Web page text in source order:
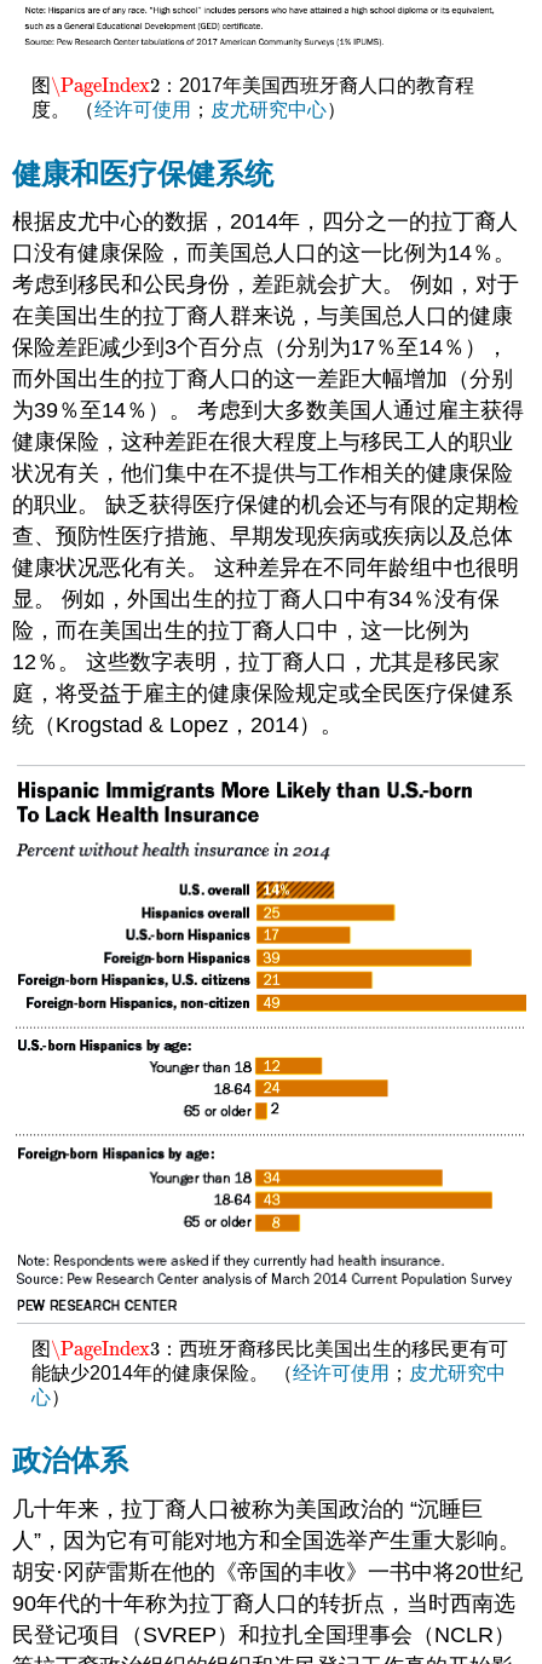
图\PageIndex2
\PageIndex2 ：2017年美国西班牙裔人口的教育程
度。 （经许可使用 ； 皮尤研究中心）
健康和医疗保健系统
根据皮尤中心的数据，2014年，四分之一的拉丁裔人
口没有健康保险，而美国总人口的这一比例为14％。
考虑到移民和公民身份，差距就会扩大。 例如，对于
在美国出生的拉丁裔人群来说，与美国总人口的健康
保险差距减少到3个百分点（分别为17％至14％），
而外国出生的拉丁裔人口的这一差距大幅增加（分别
为39％至14％）。 考虑到大多数美国人通过雇主获得
健康保险，这种差距在很大程度上与移民工人的职业
状况有关，他们集中在不提供与工作相关的健康保险
的职业。 缺乏获得医疗保健的机会还与有限的定期检
查、预防性医疗措施、早期发现疾病或疾病以及总体
健康状况恶化有关。 这种差异在不同年龄组中也很明
显。 例如，外国出生的拉丁裔人口中有34％没有保
险，而在美国出生的拉丁裔人口中，这一比例为
12％。 这些数字表明，拉丁裔人口，尤其是移民家
庭，将受益于雇主的健康保险规定或全民医疗保健系
统（Krogstad & Lopez，2014）。
图\PageIndex3
\PageIndex3 ：西班牙裔移民比美国出生的移民更有可
能缺少2014年的健康保险。 （经许可使用 ； 皮尤研究中
心）
政治体系
几十年来，拉丁裔人口被称为美国政治的 “沉睡巨
人”，因为它有可能对地方和全国选举产生重大影响。
胡安·冈萨雷斯在他的《帝国的丰收》一书中将20世纪
90年代的十年称为拉丁裔人口的转折点，当时西南选
民登记项目（SVREP）和拉扎全国理事会（NCLR）